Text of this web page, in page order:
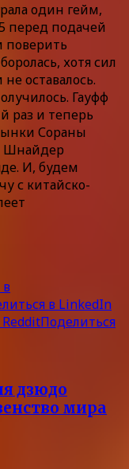
один гейм,
перед подачей
поверить
хотя сил
оставалось.
Гауфф
раз и теперь
Сораны
Шнайдер
И, будем
с китайско-
в
в LinkedIn
Поделиться
дзюдо
мира